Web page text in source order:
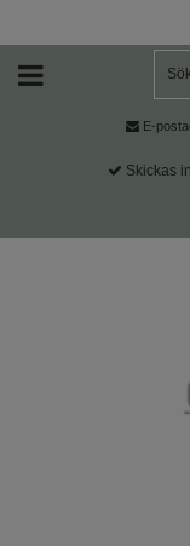
E-
Skickas